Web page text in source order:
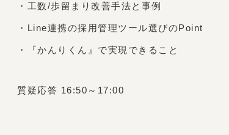
・工数/歩留まり改善手法と事例
・Line連携の採用管理ツール選びのPoint
・『かんりくん』で実現できること
質疑応答 16:50～17:00